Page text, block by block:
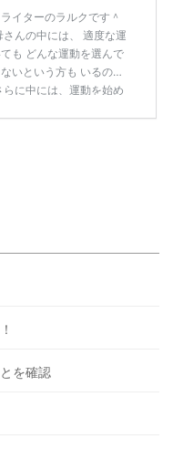
イターのラルクです＾
さんの中には、 適度な運
も どんな運動を選んで
いという方も いるので
に中には、運動を始め
読む
を確認